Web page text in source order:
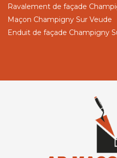
Ravalement de façade
Maçon Champigny Sur Veude
Enduit de façade Champigny